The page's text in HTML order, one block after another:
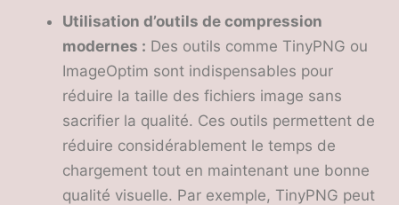
Utilisation d’outils de compression
modernes : Des outils comme TinyPNG ou
ImageOptim sont indispensables pour
réduire la taille des fichiers image sans
sacrifier la qualité. Ces outils permettent de
réduire considérablement le temps de
chargement tout en maintenant une bonne
qualité visuelle. Par exemple, TinyPNG peut